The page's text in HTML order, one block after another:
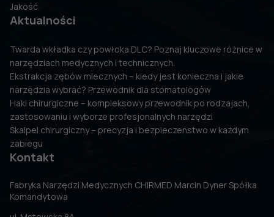
Jakość
Aktualności
Twarda wkładka czy powłoka DLC? Poznaj kluczowe różnice w
narzędziach medycznych i technicznych.
Ekstrakcja zębów mlecznych – kiedy jest konieczna i jakie
narzędzia wybrać? Przewodnik dla stomatologów
Haki chirurgiczne – kompleksowy przewodnik po rodzajach,
zastosowaniu i wyborze profesjonalnych narzędzi
Skalpel chirurgiczny – precyzja i bezpieczeństwo w każdym
zabiegu
Kontakt
Fabryka Narzędzi Medycznych CHIRMED Marcin Dyner Spółka
Komandytowa